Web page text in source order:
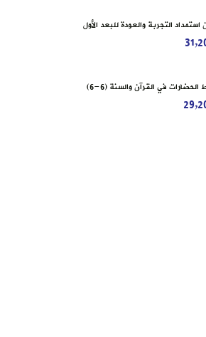
التجربة والعودة للبعد الأول
في القرآن والسنة (6-6)